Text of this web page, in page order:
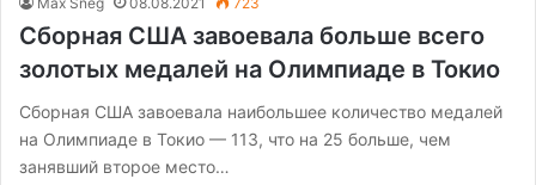
Сборная США завоевала больше всего
золотых медалей на Олимпиаде в Токио
Сборная США завоевала наибольшее количество медалей
на Олимпиаде в Токио — 113, что на 25 больше, чем
занявший второе место…